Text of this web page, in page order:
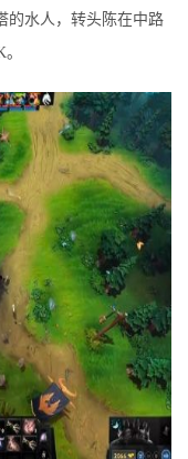
水人，转头陈在中路